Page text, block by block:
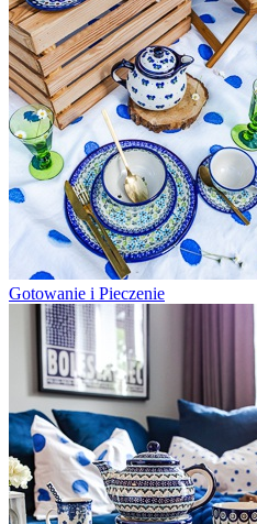
Gotowanie i Pieczenie